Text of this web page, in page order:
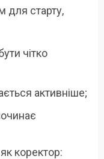
для старту,
чітко
активніше;
коректор: